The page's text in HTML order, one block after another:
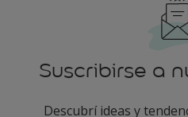
Suscribirse a
Descubrí ideas y